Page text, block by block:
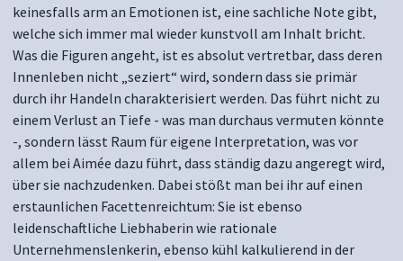
keinesfalls arm an Emotionen ist, eine sachliche Note gibt,
welche sich immer mal wieder kunstvoll am Inhalt bricht.
Was die Figuren angeht, ist es absolut vertretbar, dass deren
Innenleben nicht „seziert“ wird, sondern dass sie primär
durch ihr Handeln charakterisiert werden. Das führt nicht zu
einem Verlust an Tiefe - was man durchaus vermuten könnte
-, sondern lässt Raum für eigene Interpretation, was vor
allem bei Aimée dazu führt, dass ständig dazu angeregt wird,
über sie nachzudenken. Dabei stößt man bei ihr auf einen
erstaunlichen Facettenreichtum: Sie ist ebenso
leidenschaftliche Liebhaberin wie rationale
Unternehmenslenkerin, ebenso kühl kalkulierend in der